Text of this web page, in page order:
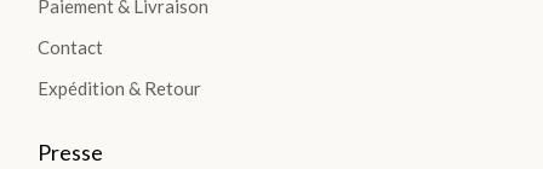
TOUTES
LES
>
Paiement & Livraison
Contact
Expédition & Retour
Presse